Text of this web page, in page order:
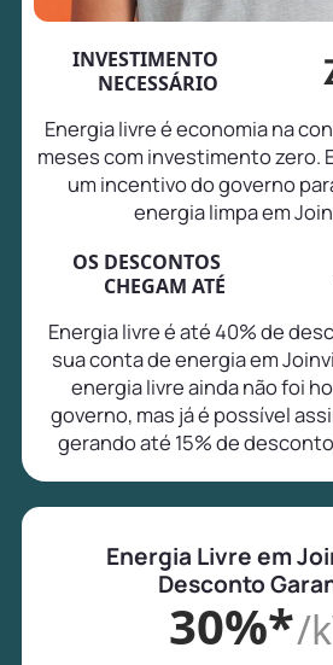
INVESTIMENTO
NECESSÁRIO
Energia livre é economia na
meses com investimento zero.
um incentivo do governo
energia limpa em
OS DESCONTOS
CHEGAM ATÉ
Energia livre é até 40% de
sua conta de energia em
energia livre ainda não foi
governo, mas já é possível
gerando até 15% de
Energia Livre em
Desconto
30%*/